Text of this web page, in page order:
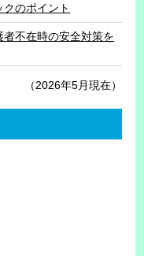
のポイント
不在時の安全対策を
（2026年5月現在）